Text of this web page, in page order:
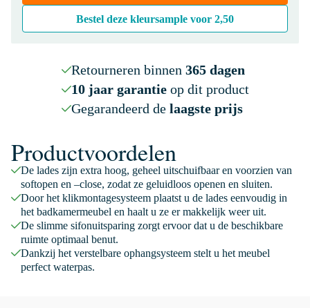
Bestel deze kleursample voor 2,50
Retourneren binnen 365 dagen
10 jaar garantieop dit product
Gegarandeerd de laagste prijs
Productvoordelen
De lades zijn extra hoog, geheel uitschuifbaar en voorzien van
softopen en –close, zodat ze geluidloos openen en sluiten.
Door het klikmontagesysteem plaatst u de lades eenvoudig in
het badkamermeubel en haalt u ze er makkelijk weer uit.
De slimme sifonuitsparing zorgt ervoor dat u de beschikbare
ruimte optimaal benut.
Dankzij het verstelbare ophangsysteem stelt u het meubel
perfect waterpas.